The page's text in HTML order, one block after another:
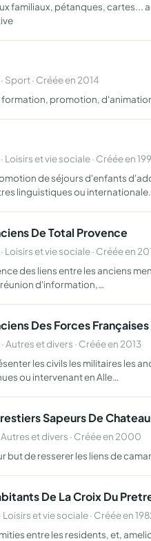
familiaux, pétanques, cartes...
Sport · Créée en 2014
formation, promotion,
Loisirs et vie sociale · Créée en
de séjours d'enfants
linguistiques ou
De Total Provence
Loisirs et vie sociale · Créée en
des liens entre les anciens
d'information,…
Des Forces
Autres et divers · Créée en 2013
les civils les militaires les
ou intervenant en Alle…
Sapeurs De
Autres et divers · Créée en 2000
but de resserer les liens de
De La Croix Du
Loisirs et vie sociale · Créée en
entre les residents, et,